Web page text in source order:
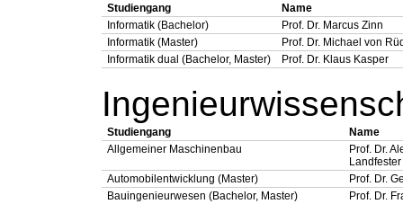
Studiengang
Name
Informatik (Bachelor)
Prof. Dr. Marcus Zinn
Informatik (Master)
Prof. Dr. Michael von
Informatik dual (Bachelor, Master)
Prof. Dr. Klaus Kasper
Studiengang
Name
Allgemeiner Maschinenbau
Prof. Dr.
Landfester
Automobilentwicklung (Master)
Prof. Dr.
Bauingenieurwesen (Bachelor, Master)
Prof. Dr.